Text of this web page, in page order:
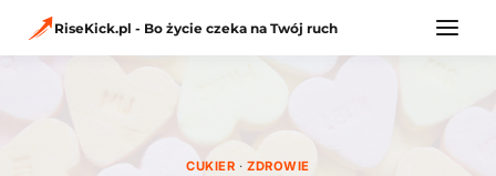
RiseKick.pl - Bo życie czeka na Twój ruch
CUKIER ·ZDROWIE